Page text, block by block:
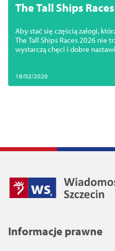
The Tall Ships
Szczecina
Aby stać się częścią załogi, która weźmie udział w regatach
The Tall Ships Races 2026 nie
wystarczą chęci i dobre
18/02/2026
Informacje prawne